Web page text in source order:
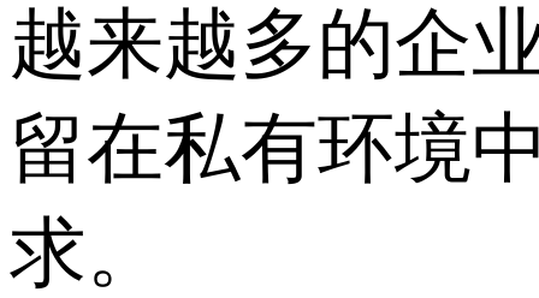
越来越多的企
留在私有环境
求。